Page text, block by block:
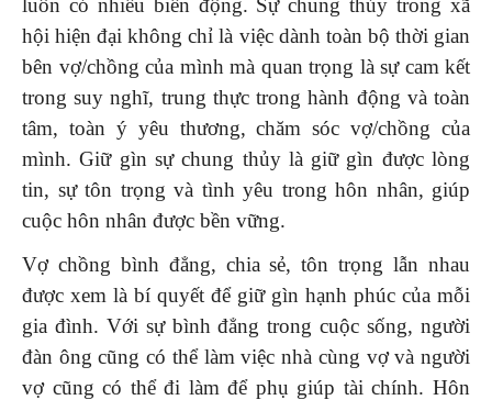
luôn có nhiều biến động. Sự chung thủy trong xã
hội hiện đại không chỉ là việc dành toàn bộ thời gian
bên vợ/chồng của mình mà quan trọng là sự cam kết
trong suy nghĩ, trung thực trong hành động và toàn
tâm, toàn ý yêu thương, chăm sóc vợ/chồng của
mình. Giữ gìn sự chung thủy là giữ gìn được lòng
tin, sự tôn trọng và tình yêu trong hôn nhân, giúp
cuộc hôn nhân được bền vững.
Vợ chồng bình đẳng, chia sẻ, tôn trọng lẫn nhau
được xem là bí quyết để giữ gìn hạnh phúc của mỗi
gia đình. Với sự bình đẳng trong cuộc sống, người
đàn ông cũng có thể làm việc nhà cùng vợ và người
vợ cũng có thể đi làm để phụ giúp tài chính. Hôn